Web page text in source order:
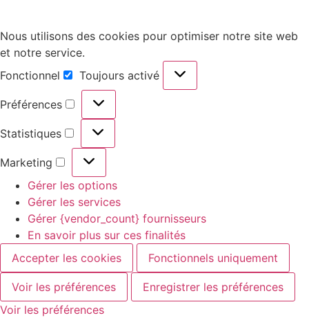
Nous utilisons des cookies pour optimiser notre site web
et notre service.
Fonctionnel
Toujours activé
Préférences
Statistiques
Marketing
Gérer les options
Gérer les services
Gérer {vendor_count} fournisseurs
En savoir plus sur ces finalités
Accepter les cookies
Fonctionnels uniquement
Voir les préférences
Enregistrer les préférences
Voir les préférences